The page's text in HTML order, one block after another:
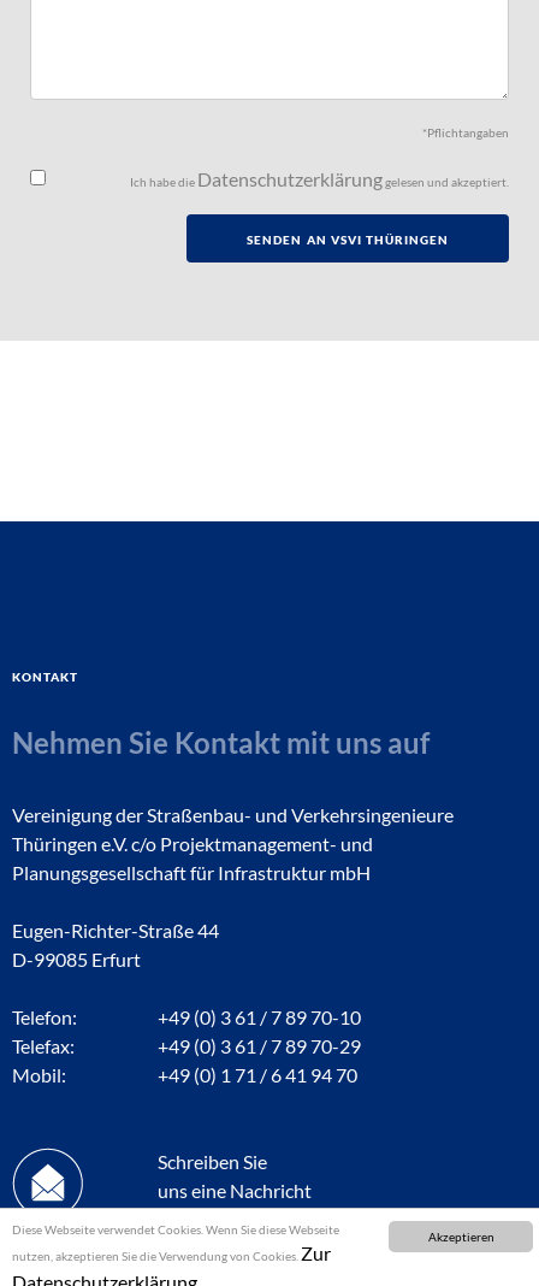
Akzeptieren
Diese Webseite verwendet Cookies. Wenn Sie diese Webseite
nutzen, akzeptieren Sie die Verwendung von Cookies. Zur
*Pflichtangaben
Ich habe die Datenschutzerklärunggelesen und akzeptiert.
Kontakt
Nehmen Sie Kontakt mit uns auf
Vereinigung der Straßenbau- und Verkehrsingenieure
Thüringen e.V. c/o Projektmanagement- und
Planungsgesellschaft für Infrastruktur mbH
Eugen-Richter-Straße 44
D-99085 Erfurt
Telefon:
+49 (0) 3 61 / 7 89 70-10
Telefax:
+49 (0) 3 61 / 7 89 70-29
Mobil:
+49 (0) 1 71 / 6 41 94 70
Schreiben Sie
uns eine Nachricht